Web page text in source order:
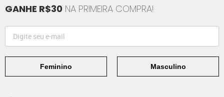
GANHE R$30 NA PRIMEIRA COMPRA!
Feminino Masculino